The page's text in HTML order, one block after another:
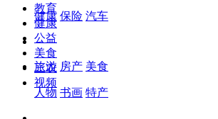
健康 保险 汽车
旅游 房产 美食
人物 书画 特产
教育
健康
公益
美食
三农
视频